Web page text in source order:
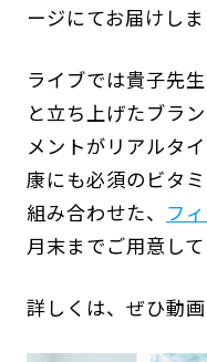
ージにてお届けしま
ライブでは貴子先
と立ち上げたブラン
メントがリアルタ
康にも必須のビタ
組み合わせた、 フ
月末までご用意して
詳しくは、ぜひ動